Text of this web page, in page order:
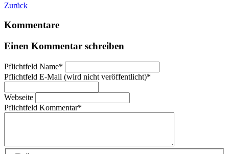
Zurück
Kommentare
Einen Kommentar schreiben
Pflichtfeld Name*
Pflichtfeld E-Mail (wird nicht veröffentlicht)*
Webseite
Pflichtfeld Kommentar*